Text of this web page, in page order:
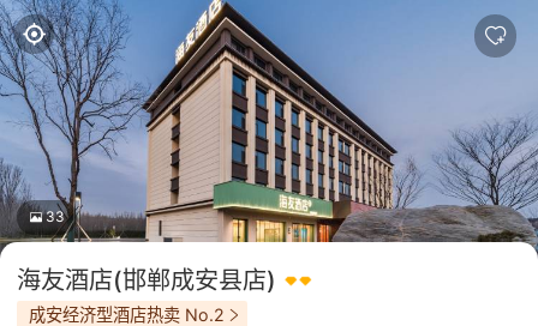
33
海友酒店(邯郸成安县店)
成安经济型酒店热卖 No.2